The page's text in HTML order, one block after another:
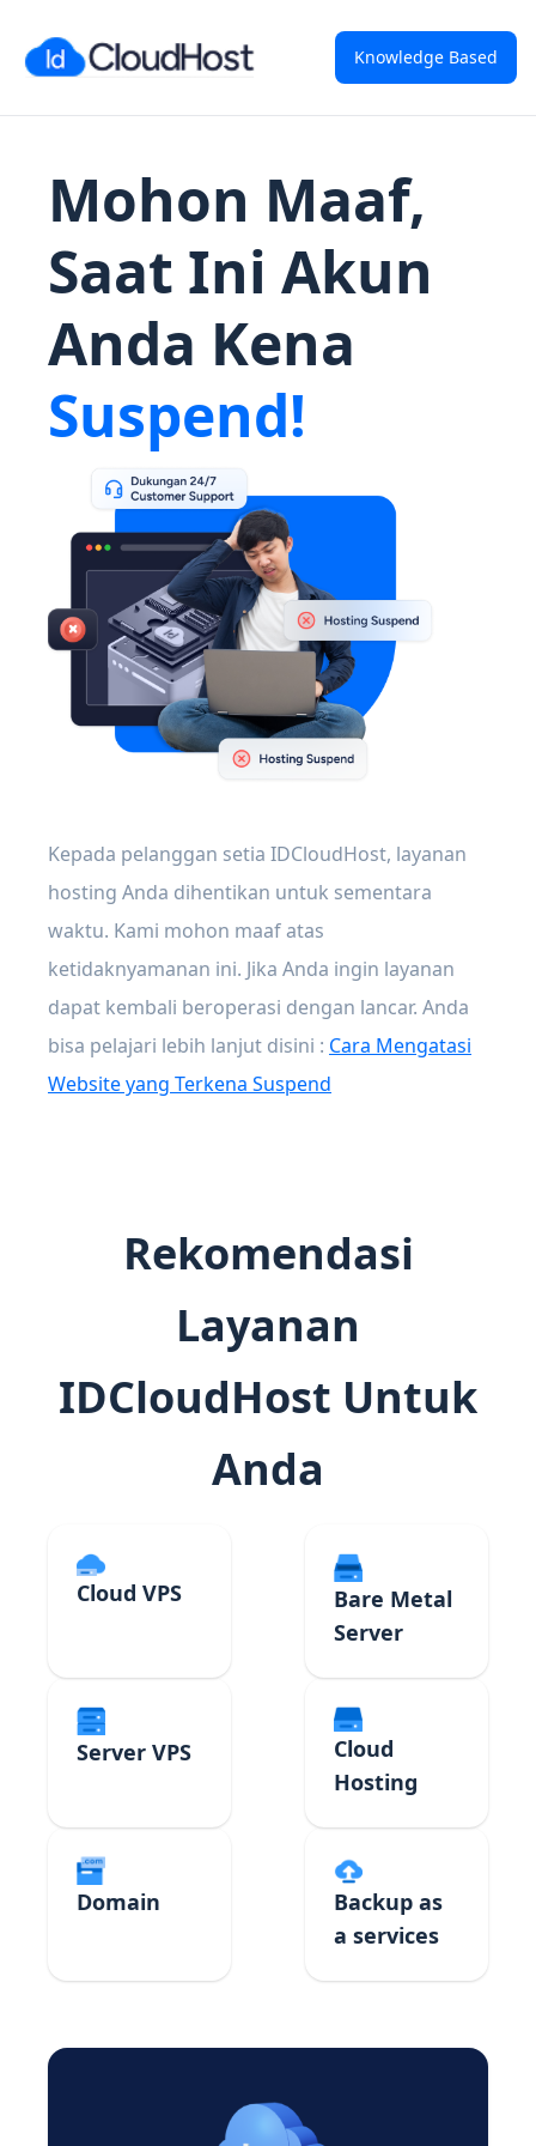
Knowledge Based
Mohon Maaf,
Saat Ini Akun
Anda Kena
Suspend!
Kepada pelanggan setia IDCloudHost, layanan
hosting Anda dihentikan untuk sementara
waktu. Kami mohon maaf atas
ketidaknyamanan ini. Jika Anda ingin layanan
dapat kembali beroperasi dengan lancar. Anda
bisa pelajari lebih lanjut disini : Cara Mengatasi
Website yang Terkena Suspend
Rekomendasi
Layanan
IDCloudHost Untuk
Anda
Cloud VPS
Bare Metal
Server
Server VPS
Cloud
Hosting
Domain
Backup as
a services